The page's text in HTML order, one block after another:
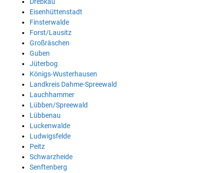
Drebkau
Eisenhüttenstadt
Finsterwalde
Forst/Lausitz
Großräschen
Guben
Jüterbog
Königs-Wusterhausen
Landkreis Dahme-Spreewald
Lauchhammer
Lübben/Spreewald
Lübbenau
Luckenwalde
Ludwigsfelde
Peitz
Schwarzheide
Senftenberg